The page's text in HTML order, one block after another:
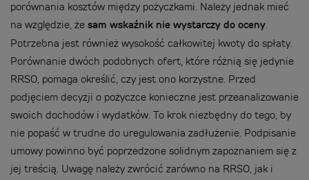
porównania kosztów między pożyczkami. Należy jednak mieć
na względzie, że sam wskaźnik nie wystarczy do oceny.
Potrzebna jest również wysokość całkowitej kwoty do spłaty.
Porównanie dwóch podobnych ofert, które różnią się jedynie
RRSO, pomaga określić, czy jest ono korzystne. Przed
podjęciem decyzji o pożyczce konieczne jest przeanalizowanie
swoich dochodów i wydatków. To krok niezbędny do tego, by
nie popaść w trudne do uregulowania zadłużenie. Podpisanie
umowy powinno być poprzedzone solidnym zapoznaniem się z
jej treścią. Uwagę należy zwrócić zarówno na RRSO, jak i